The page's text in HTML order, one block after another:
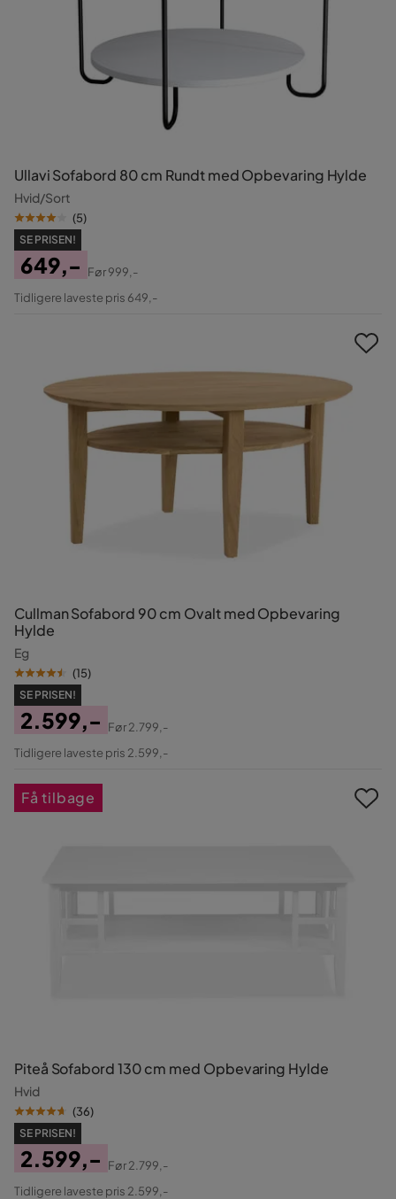
Ullavi Sofabord 80 cm Rundt med Opbevaring Hylde
Hvid/Sort
(5)
SE PRISEN!
Pris
649,-
Original
Før999,-
Tidligere laveste pris 649,-
Cullman Sofabord 90 cm Ovalt med Opbevaring
Hylde
Eg
(15)
SE PRISEN!
Pris
2.599,-
Original
Før2.799,-
Tidligere laveste pris 2.599,-
Piteå Sofabord 130 cm med Opbevaring Hylde
Hvid
(36)
SE PRISEN!
Pris
2.599,-
Original
Før2.799,-
Tidligere laveste pris 2.599,-
Få tilbage